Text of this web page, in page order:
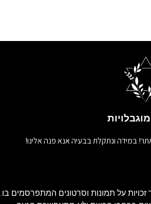
במידה ונתקלת בבעיה אנא פנה אלינו!
על תמונות וסרטונים המתפרסמים בו.